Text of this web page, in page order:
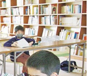
木 金
土
1 2
3
8 9
10
15 16
17